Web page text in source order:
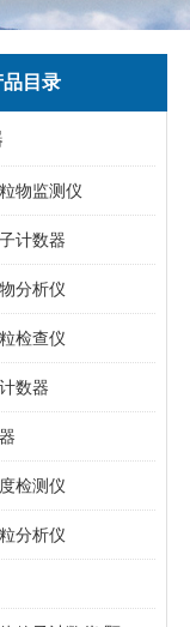
品目录
物监测仪
计数器
分析仪
检查仪
数器
检测仪
分析仪